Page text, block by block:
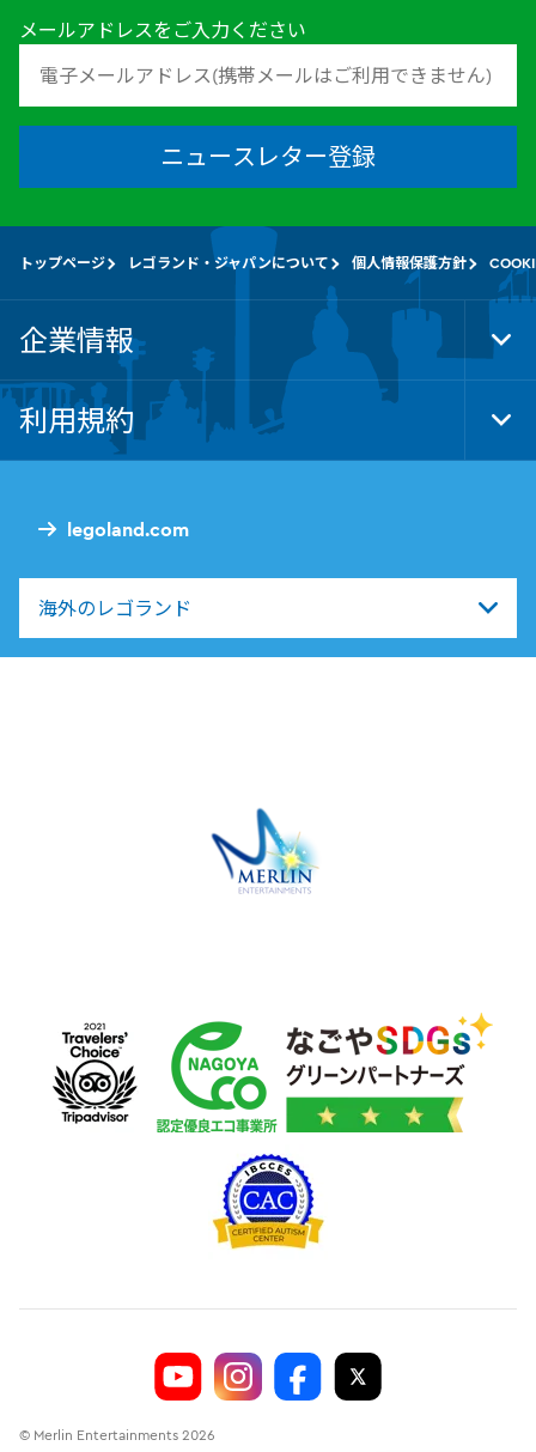
メールアドレスをご入力ください
ニュースレター登録
legoland.com
海外のレゴランド
トップページ レゴランド・ジャパンについて 個人情報保護方針
企業情報
利用規約
© Merlin Entertainments 2026